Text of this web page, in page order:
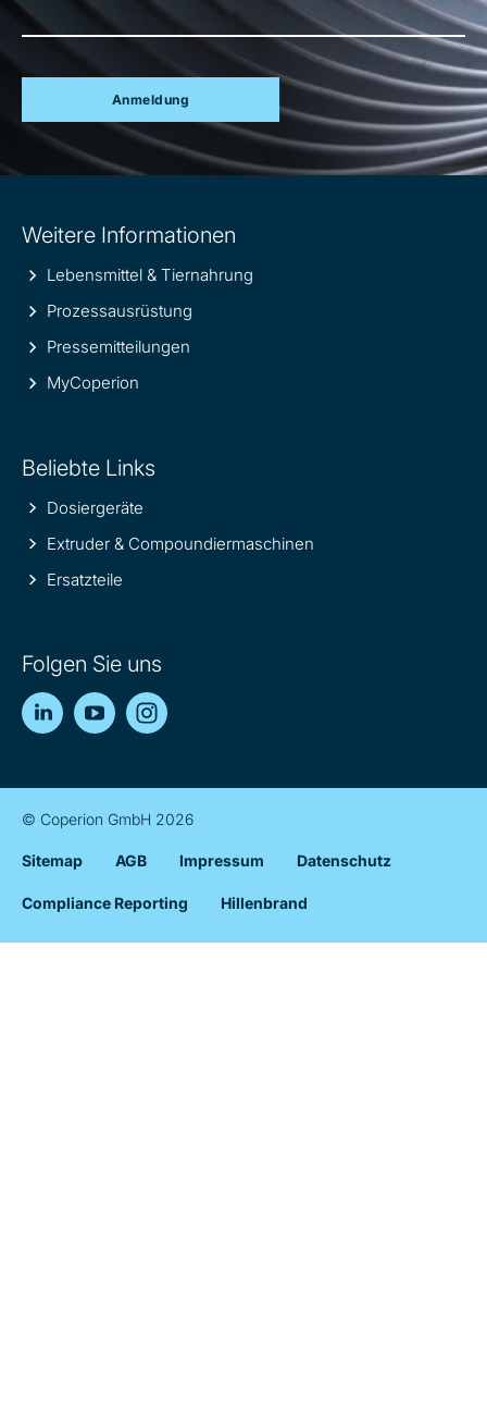
Anmeldung
information
Weitere Informationen
Lebensmittel & Tiernahrung
Prozessausrüstung
Pressemitteilungen
MyCoperion
Beliebte Links
Dosiergeräte
Extruder & Compoundiermaschinen
Ersatzteile
Folgen Sie uns
LinkedInYouTube
© Coperion GmbH 2026
Sitemap AGB Impressum Datenschutz
Compliance Reporting Hillenbrand